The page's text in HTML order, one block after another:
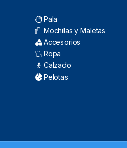
Pala
Mochilas y Maletas
Accesorios
Ropa
Calzado
Pelotas